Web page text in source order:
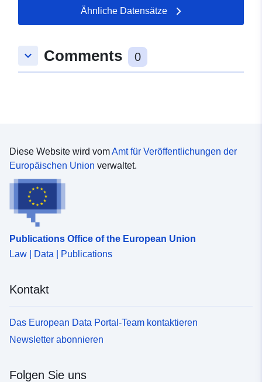
Typ: Polygon
uriRef:
http://data.europa.eu/88u/dataset/
181d-9236-e6eb-dddc9e282bca
Ähnliche Datensätze
keyboard_arrow_down Comments 0
Diese Website wird vomAmt für Veröffentlichungen der
Europäischen Union verwaltet.
Publications Office of the European Union
Law | Data | Publications
Kontakt
Das European Data Portal-Team kontaktieren
Newsletter abonnieren
Folgen Sie uns